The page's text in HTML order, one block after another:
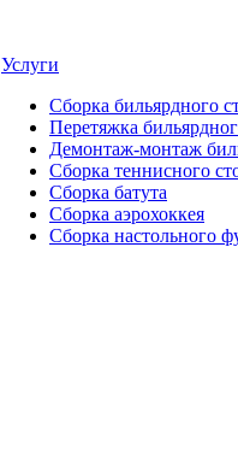
Услуги
Сборка бильярдного
Перетяжка
Демонтаж-монтаж
Сборка теннисного
Сборка батута
Сборка аэрохоккея
Сборка настольного